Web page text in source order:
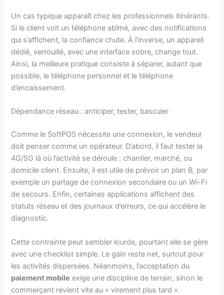
Un cas typique apparaît chez les professionnels itinérants.
Si le client voit un téléphone abîmé, avec des notifications
qui s’affichent, la confiance chute. À l’inverse, un appareil
dédié, verrouillé, avec une interface sobre, change tout.
Ainsi, la meilleure pratique consiste à séparer, autant que
possible, le téléphone personnel et le téléphone
d’encaissement.
Dépendance réseau : anticiper, tester, basculer
Comme le SoftPOS nécessite une connexion, le vendeur
doit penser comme un opérateur. D’abord, il faut tester la
4G/5G là où l’activité se déroule : chantier, marché, ou
domicile client. Ensuite, il est utile de prévoir un plan B, par
exemple un partage de connexion secondaire ou un Wi-Fi
de secours. Enfin, certaines applications affichent des
statuts réseau et des journaux d’erreurs, ce qui accélère le
diagnostic.
Cette contrainte peut sembler lourde, pourtant elle se gère
avec une checklist simple. Le gain reste net, surtout pour
les activités dispersées. Néanmoins, l’acceptation du
paiement mobile exige une discipline de terrain, sinon le
commerçant revient vite au « virement plus tard ».